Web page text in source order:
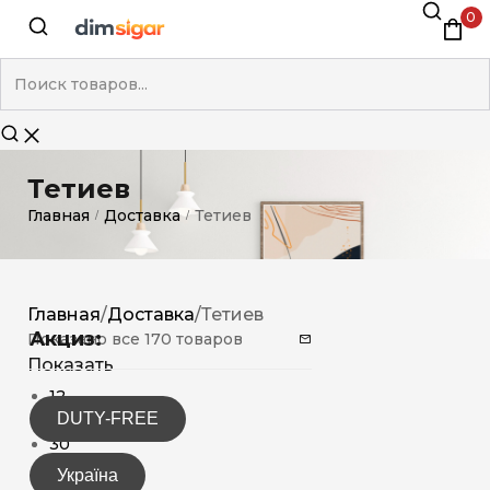
0
Тетиев
Главная / Доставка / Тетиев
Акциз:
DUTY-FREE
Україна
Главная/Доставка/Тетиев
Показано все 170 товаров
Показать
12
15
30